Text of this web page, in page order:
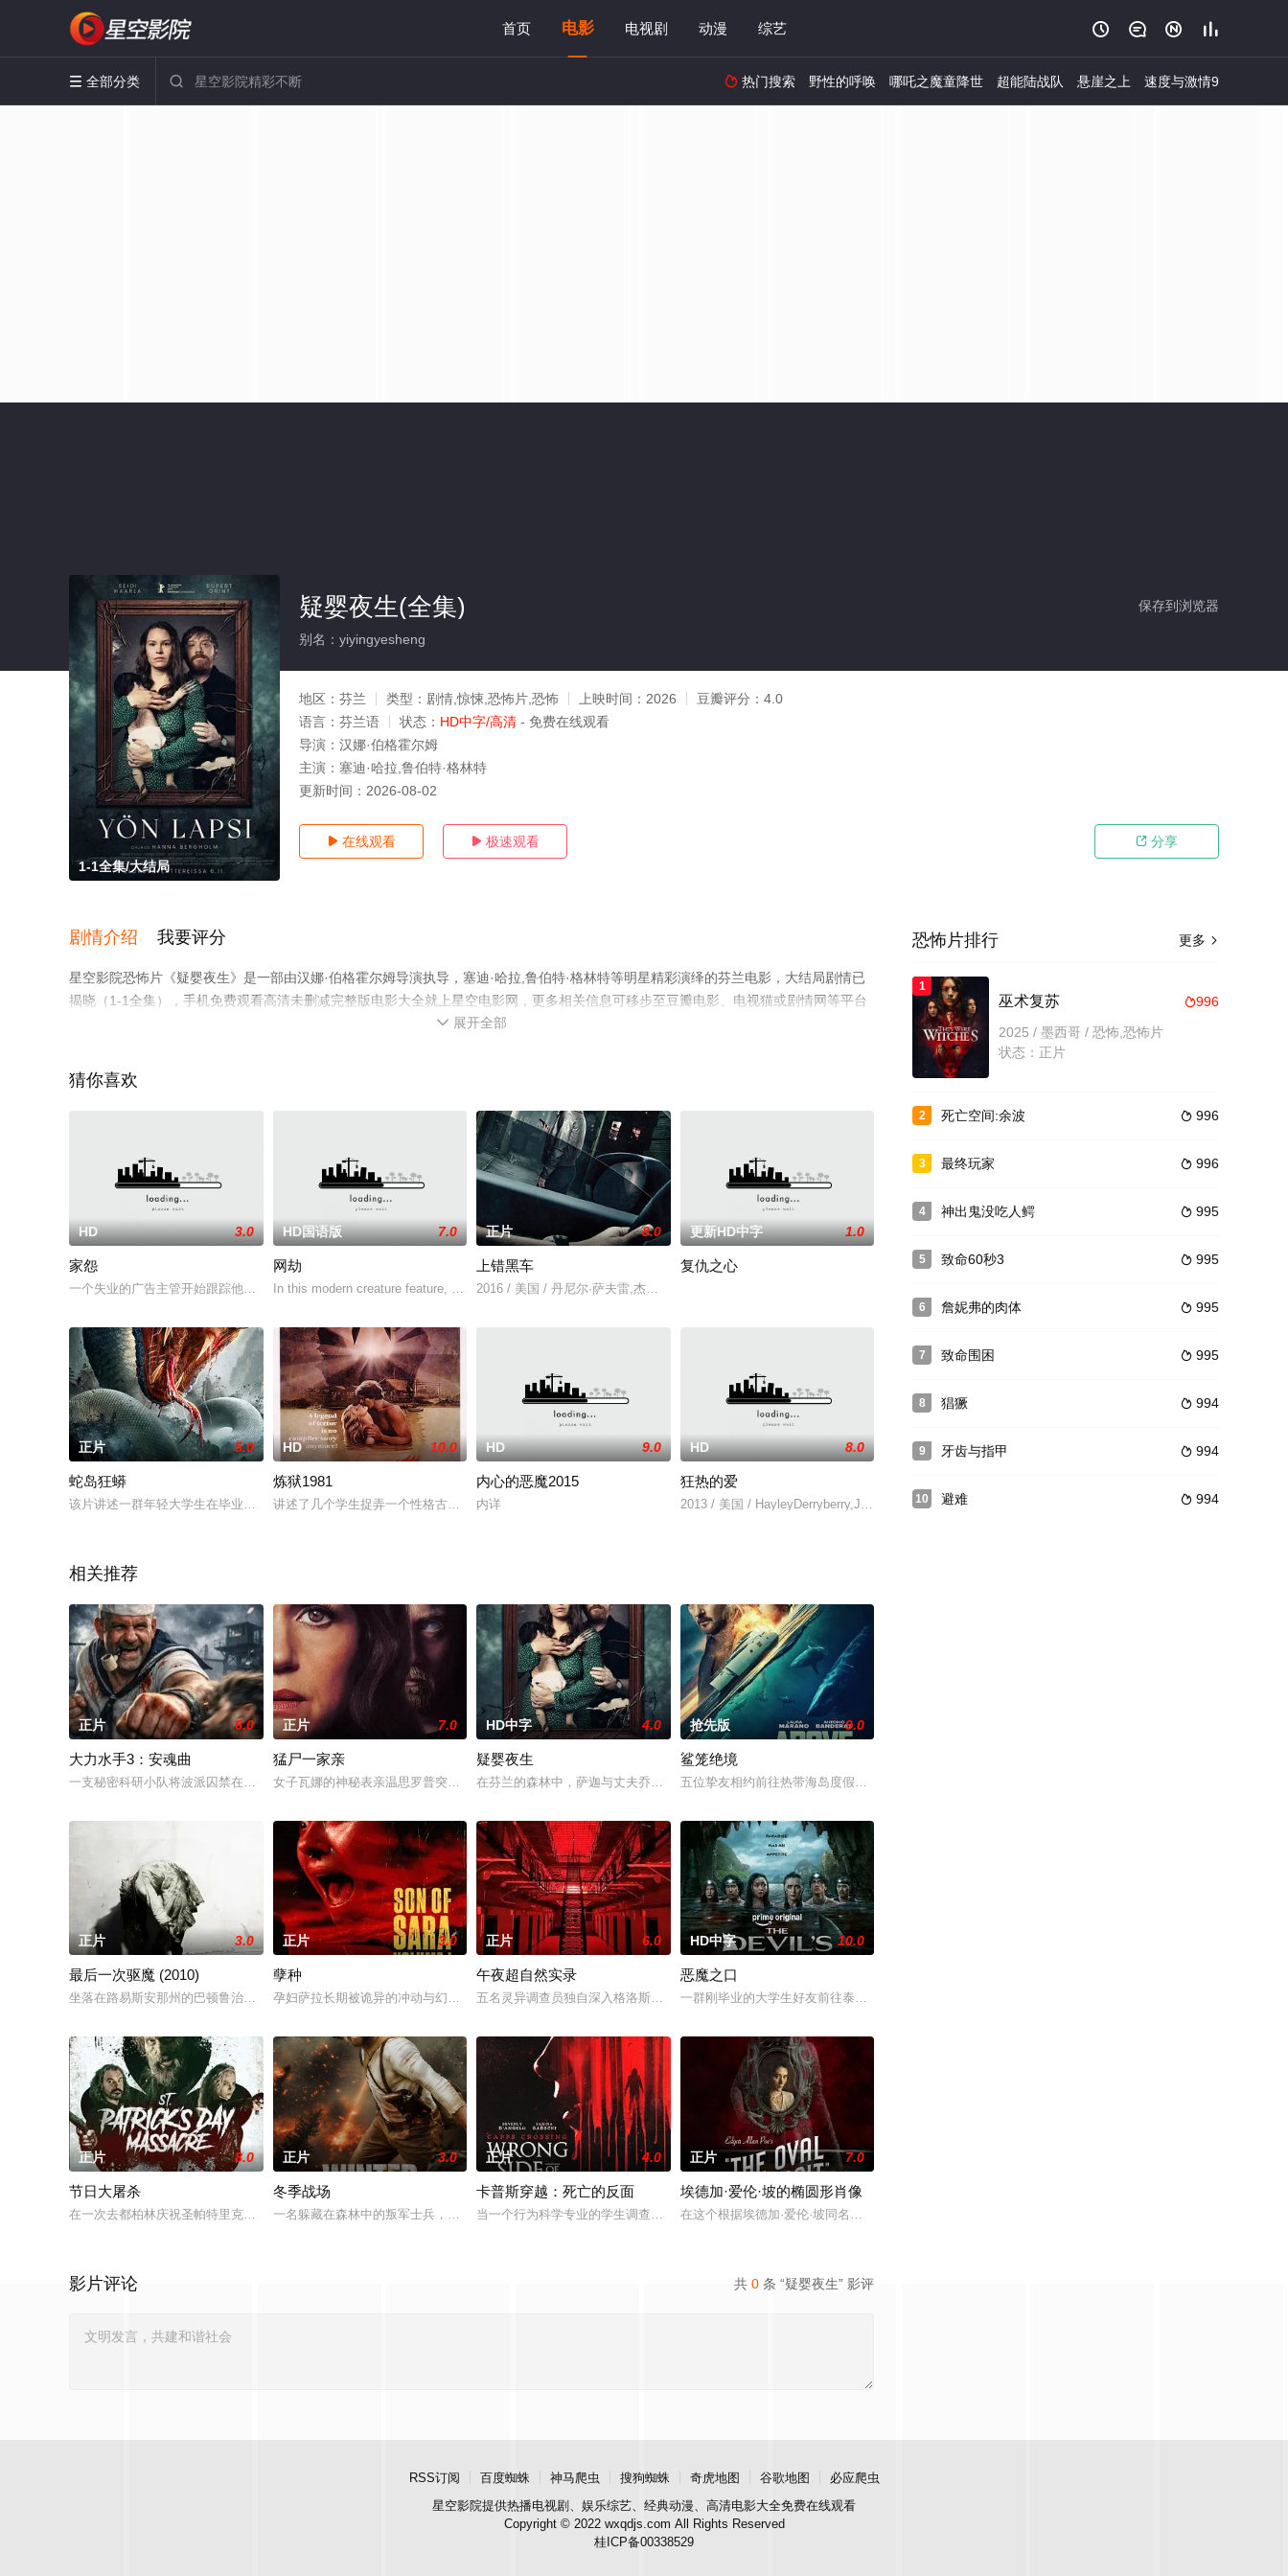
首页 电影 电视剧 动漫 综艺    
 全部分类   热门搜索 野性的呼唤 哪吒之魔童降世 超能陆战队 悬崖之上 速度与激情9
1-1全集/大结局
保存到浏览器
疑婴夜生(全集)
别名：yiyingyesheng
地区： 芬兰 类型： 剧情,惊悚,恐怖片,恐怖 上映时间： 2026 豆瓣评分： 4.0
语言： 芬兰语 状态： HD中字/高清 - 免费在线观看
导演： 汉娜·伯格霍尔姆
主演： 塞迪·哈拉,鲁伯特·格林特
更新时间： 2026-08-02
 在线观看  极速观看  分享
剧情介绍 我要评分
星空影院恐怖片《疑婴夜生》是一部由汉娜·伯格霍尔姆导演执导，塞迪·哈拉,鲁伯特·格林特等明星精彩演绎的芬兰电影，大结局剧情已
揭晓（1-1全集），手机免费观看高清未删减完整版电影大全就上星空电影网，更多相关信息可移步至豆瓣电影、电视猫或剧情网等平台
 展开全部
猜你喜欢
HD 3.0
家怨
一个失业的广告主管开始跟踪他之前所住公寓的新租户，后来对这家人起了邪念。
HD国语版 7.0
网劫
In this modern creature feature, a scary internet meme called "Gr
正片 8.0
上错黑车
2016 / 美国 / 丹尼尔·萨夫雷,杰克逊·戴维斯,弗兰西娅·莱莎,Christina,Elmore,Kevin,G.,Cox,Jesse,Gabbard
更新HD中字 1.0
复仇之心
正片 5.0
蛇岛狂蟒
该片讲述一群年轻大学生在毕业前夕为了调研，与友人开启的纪念大学时光之旅。五女五男来到风景秀美、被开发商破坏导致的荒岛。无意间打碎了蛇蛋，从而
HD 10.0
炼狱1981
讲述了几个学生捉弄一个性格古怪的同学，却不小心燃起了大火，差点把那个同学烧死。被烧成重伤的同学逃出了医院，开始了复仇。他有一把锋利的大剪刀，
HD 9.0
内心的恶魔2015
内详
HD 8.0
狂热的爱
2013 / 美国 / HayleyDerryberry,JessicaSonneborn,布兰登·斯特西,杰森·多灵,汉娜·兰德伯格,布莱恩·里斯
相关推荐
正片 6.0
大力水手3：安魂曲
一支秘密科研小队将波派囚禁在地下军事基地，试图驯化并利用他的超人类力量，将其打造成杀伤力极强的军事武器。残酷的实验不断压榨他的身体，也持续点
正片 7.0
猛尸一家亲
女子瓦娜的神秘表亲温思罗普突然仓皇登门，身后还跟着一个来自异界的危险实体，对方如同附骨之疽，死咬着目标一路追杀而来。为了护住身世成谜的表亲，
HD中字 4.0
疑婴夜生
在芬兰的森林中，萨迦与丈夫乔恩迎来了为人父母的新篇章。然而萨迦的喜悦被一股令人发寒的疑惧笼罩——她对新生儿产生了不为人知的猜疑，
抢先版 9.0
鲨笼绝境
五位挚友相约前往热带海岛度假，计划在碧蓝海域中体验刺激的鲨鱼笼潜水，同时享受奢靡的派对狂欢。然而
正片 3.0
最后一次驱魔 (2010)
坐落在路易斯安那州的巴顿鲁治郡，生活着一个名叫柯登·马可斯（帕特里克·法比安 Patrick Fabian 饰）的年轻牧师，他自幼跟随父亲学
正片 3.0
孽种
孕妇萨拉长期被诡异的冲动与幻觉纠缠，预产期早已过去，腹中的孩子却迟迟没有降生。失联已久的孩子生父特洛伊突然现身，邀请她前往自家偏远农场共进晚
正片 6.0
午夜超自然实录
五名灵异调查员独自深入格洛斯特监狱，开展禁地灵异探查。当夜五人全员离奇失踪，杳无踪迹。这就是他们留下的真实录像。
HD中字 10.0
恶魔之口
一群刚毕业的大学生好友前往泰国海岸，开启步入社会前的最后一场冒险，慕名报名了名为 “恶魔之口” 的偏
正片 8.0
节日大屠杀
在一次去都柏林庆祝圣帕特里克节的旅行中，四个朋友同意在一个废弃的酒馆过夜，在那里他们被一个不死杀手跟踪，为几个世纪前发生的悲剧复仇。
正片 3.0
冬季战场
一名躲藏在森林中的叛军士兵，遭到人工智能控制政权的追捕，他必须战胜精英刺客、机械士兵和被腐化的机器，才能阻止人工智能系统完全控制美国。
正片 4.0
卡普斯穿越：死亡的反面
当一个行为科学专业的学生调查卡普斯十字路口的谋杀案时，她发现自己被困在一张扭曲的谎言网里，周围是当地的护林员和他的儿子。
正片 7.0
埃德加·爱伦·坡的椭圆形肖像
在这个根据埃德加·爱伦·坡同名经典作品改编的哥特式鬼故事中，一位神秘的店主、一位有抱负的年轻艺术家
共 0 条 “疑婴夜生” 影评
影片评论
更多 
恐怖片排行
1
996
巫术复苏
2025 / 墨西哥 / 恐怖,恐怖片
状态：正片
2  996
死亡空间:余波
3  996
最终玩家
4  995
神出鬼没吃人鳄
5  995
致命60秒3
6  995
詹妮弗的肉体
7  995
致命围困
8  994
猖獗
9  994
牙齿与指甲
10  994
避难
RSS订阅 百度蜘蛛 神马爬虫 搜狗蜘蛛 奇虎地图 谷歌地图
必应爬虫
星空影院提供热播电视剧、娱乐综艺、经典动漫、高清电影大全免费在线观看
Copyright © 2022 wxqdjs.com All Rights Reserved
桂ICP备00338529